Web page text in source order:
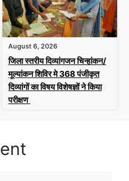
August 6, 2026
जिला स्तरीय दिव्यांगजन चिन्हांकन/
मूल्यांकन शिविर मे 368 पंजीकृत
दिव्यांगों का विषय विशेषज्ञों ने किया
परीक्षण